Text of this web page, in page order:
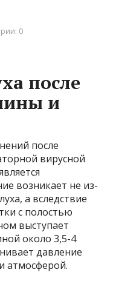
0
после
и
после
вирусной
возникает не из-
а вследствие
с полостью
выступает
около 3,5-4
давление
атмосферой.